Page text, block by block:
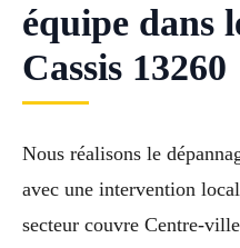
équipe dans
Cassis 13260
Nous réalisons le
avec une intervention
secteur couvre Centre-